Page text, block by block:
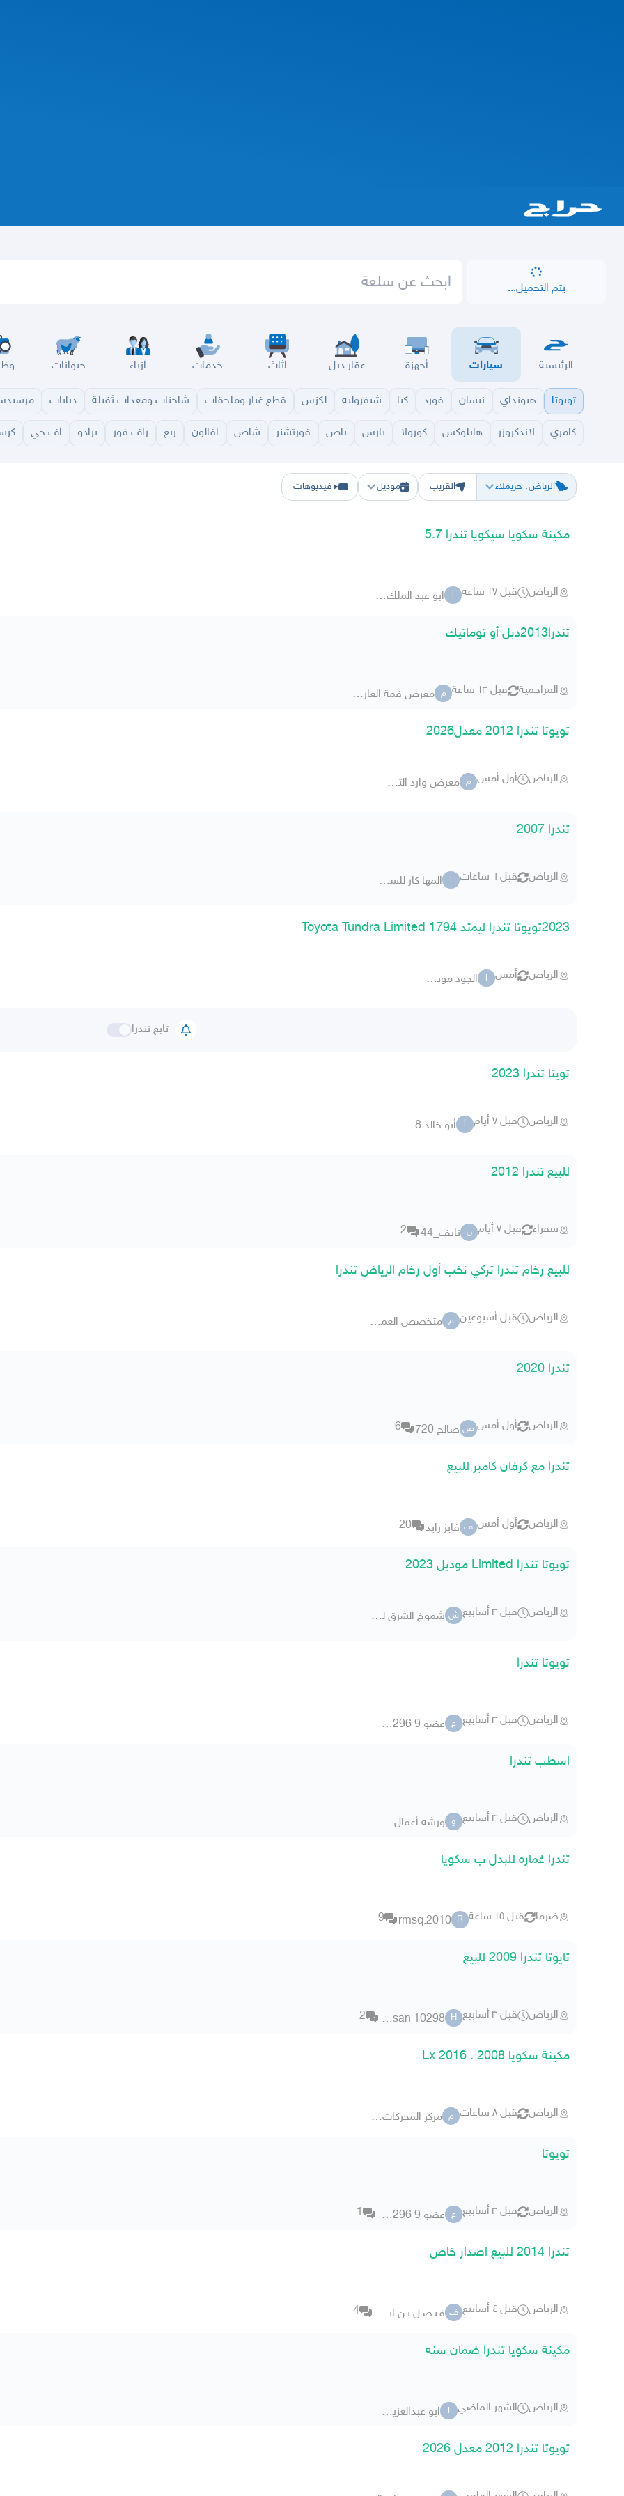
يتم التحميل...
الرئيسية سيارات أجهزة عقار ديل اثاث خدمات ازياء حيوانات
تويوتا هيونداي نيسان فورد كيا شيفروليه لكزس قطع غيار وملحقات شاحنات ومعدات ثقيلة دبابات
كامري لاندكروزر هايلوكس كورولا يارس باص فورتشنر شاص افالون ربع راف فور برادو اف جي
الرياض، حريملاء
الرياضالشرقيه حفر الباطن المدينة الطايف القصيم الباحة
القريب موديل فيديوهات
مكينة سكويا سيكويا تندرا 5.7
الرياض قبل ١٧ ساعة ا ابو عبد الملك 20156
تندرا2013دبل أو توماتيك
المزاحمية قبل ١٣ ساعة م معرض قمة العارض للسيارات
تويوتا تندرا 2012 معدل2026
الرياض أول أمس م معرض وارد التميز للسيارات 1
تندرا 2007
الرياض قبل ٦ ساعات ا المها كار للسيارات
2023تويوتا تندرا ليمتد 1794 Toyota Tundra Limited
الرياض أمس ا الجود موتور للسيارات
تابع تندرا
تويتا تندرا 2023
الرياض قبل ٧ أيام أ أبو خالد 00098
للبيع تندرا 2012
شقراء قبل ٧ أيام ن نايف_44 2
للبيع رخام تندرا تركي نخب أول رخام الرياض تندرا
الرياض قبل أسبوعين م متخصص العمار للرخــام
تندرا 2020
الرياض أول أمس ص صالح 720 6
تندرا مع كرفان كامبر للبيع
الرياض أول أمس ف فايز رايد 20
تويوتا تندرا Limited موديل 2023
الرياض قبل ٣ أسابيع ش شموخ الشرق للسيارات 2
تويوتا تندرا
الرياض قبل ٣ أسابيع ع عضو 9 5126296
اسطب تندرا
الرياض قبل ٣ أسابيع و ورشه أعمال ماس
تندرا غماره للبدل ب سكويا
ضرما قبل ١٥ ساعة R
rmsq.2010
9
تايوتا تندرا 2009 للبيع
الرياض قبل ٣ أسابيع H
hassan 10298
2
مكينة سكويا Lx 2016 . 2008
الرياض قبل ٨ ساعات م مركز المحركات المجدده
تويوتا
الرياض قبل ٣ أسابيع ع عضو 9 5126296 1
تندرا 2014 للبيع اصدار خاص
الرياض قبل ٤ أسابيع ف فـيـصـل بـن ابـراهـيــم 4
مكينة سكويا تندرا ضمان سنه
الرياض الشهر الماضي ا ابو عبدالعزيزka
تويوتا تندرا 2012 معدل 2026